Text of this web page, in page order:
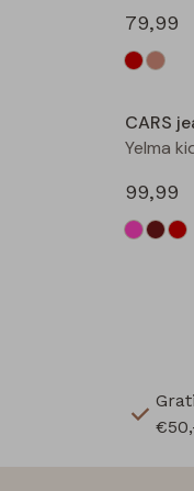
79,99
CARS
Yelma
99,99